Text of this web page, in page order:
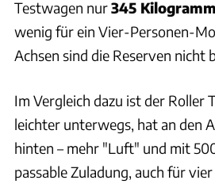
Testwagen nur345 Kilogramm
wenig für ein Vier-Personen-
Achsen sind die Reserven nicht
Im Vergleich dazu ist der Roller
leichter unterwegs, hat an den
hinten – mehr "Luft" und mit
passable Zuladung, auch für